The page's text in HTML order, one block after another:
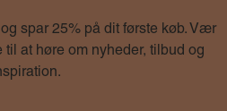
spar 25% på dit første køb. Vær
at høre om nyheder, tilbud og